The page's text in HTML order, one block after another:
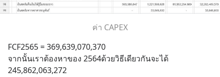
ค่า CAPEX
FCF2565 = 369,639,070,370
จากนั้นเราต้องหาของ 2564ด้วยวิธีเดียวกันจะได้
245,862,063,272